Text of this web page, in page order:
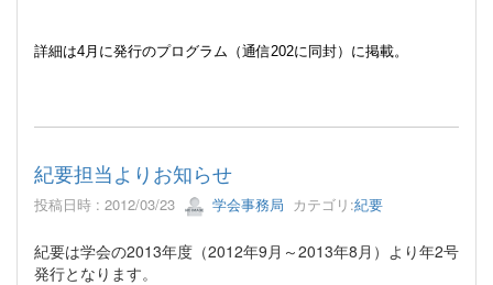
詳細は4 月に発行のプログラム（通信202に同封）に掲載。
紀要担当よりお知らせ
投稿日時 : 2012/03/23 学会事務局 カテゴリ:紀要
紀要は学会の2013年度（2012年9月～2013年8月）より年2号
発行となります。